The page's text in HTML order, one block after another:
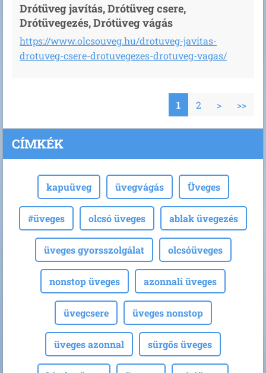
Drótüveg javítás, Drótüveg csere,
Drótüvegezés, Drótüveg vágás
https://www.olcsouveg.hu/drotuveg-javitas-
drotuveg-csere-drotuvegezes-drotuveg-vagas/
1 2 > >>
CÍMKÉK
kapuüveg üvegvágás Üveges
#üveges olcsó üveges ablak üvegezés
üveges gyorsszolgálat olcsóüveges
nonstop üveges azonnali üveges
üvegcsere üveges nonstop
üveges azonnal sürgős üveges